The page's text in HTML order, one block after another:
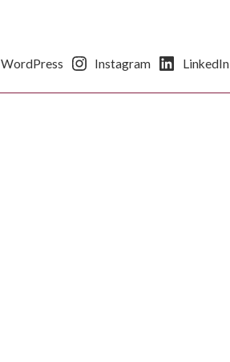
WordPress Instagram LinkedIn